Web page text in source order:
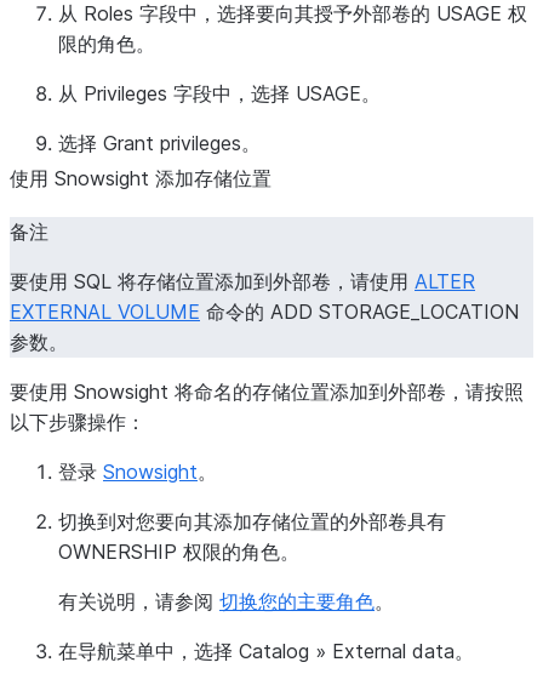
从 Roles 字段中，选择要向其授予外部卷的 USAGE 权
限的角色。
从 Privileges 字段中，选择 USAGE。
选择 Grant privileges。
使用 Snowsight 添加存储位置
备注
要使用 SQL 将存储位置添加到外部卷，请使用 ALTER
EXTERNAL VOLUME 命令的 ADD STORAGE_LOCATION
参数。
要使用 Snowsight 将命名的存储位置添加到外部卷，请按照
以下步骤操作：
登录 Snowsight。
切换到对您要向其添加存储位置的外部卷具有
OWNERSHIP 权限的角色。
有关说明，请参阅 切换您的主要角色。
在导航菜单中，选择 Catalog » External data。